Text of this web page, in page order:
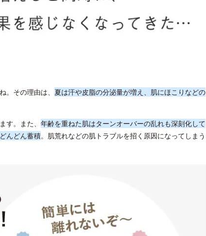
。その理由は、 夏は汗や皮脂の分泌量が増え、肌にほこりなどの
す。また、 年齢を重ねた肌はターンオーバーの乱れも深刻化して
んどん蓄積。肌荒れなどの肌トラブルを招く原因になってしまう